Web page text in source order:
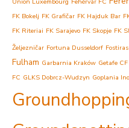
FK Bokelj FK Grafičar FK Hajduk Bar
FK Riteriai FK Sarajevo FK Skopje FK
Željezničar Fortuna Dusseldorf
Fulham Garbarnia Kraków Getafe CF
FC GLKS Dobrcz-Wudzyn Goplania